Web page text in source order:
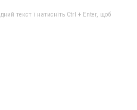
текст і натисніть Ctrl + Enter, щоб